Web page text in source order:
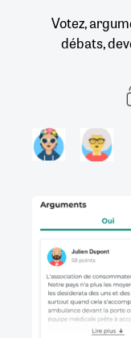
Votez,
débats,